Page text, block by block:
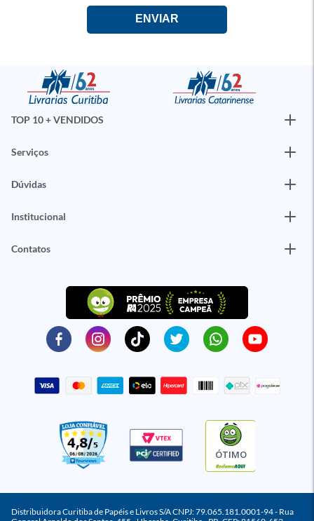
TOP 10 + VENDIDOS
Serviços
Dúvidas
Institucional
Contatos
ÓTIMO
Distribuidora Curitiba de Papéis e Livros S/A CNPJ: 79.065.181.0001-94 - Rua